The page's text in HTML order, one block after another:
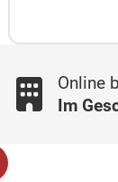
Online
Im